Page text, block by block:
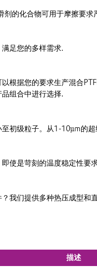
剂的化合物可用于摩擦要求
足您的多样需求.
根据您的要求生产混合
组合中进行选择.
初级粒子。从1-10µm的
使是苛刻的温度稳定性要
我们提供多种热压成型和
描述